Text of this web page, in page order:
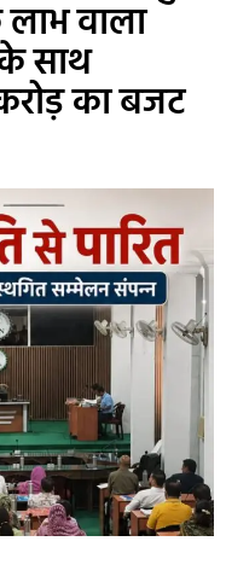
वाला
साथ
का बजट